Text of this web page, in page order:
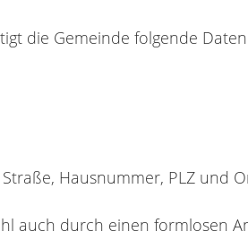
die Gemeinde folgende
Hausnummer, PLZ und
auch durch einen formlosen